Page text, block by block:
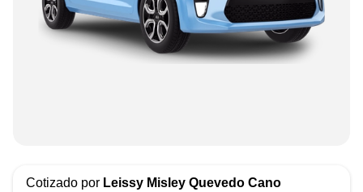
Cotizado por Leissy Misley Quevedo Cano